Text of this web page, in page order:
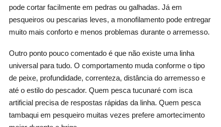
pode cortar facilmente em pedras ou galhadas. Já em
pesqueiros ou pescarias leves, a monofilamento pode entregar
muito mais conforto e menos problemas durante o arremesso.
Outro ponto pouco comentado é que não existe uma linha
universal para tudo. O comportamento muda conforme o tipo
de peixe, profundidade, correnteza, distância do arremesso e
até o estilo do pescador. Quem pesca tucunaré com isca
artificial precisa de respostas rápidas da linha. Quem pesca
tambaqui em pesqueiro muitas vezes prefere amortecimento